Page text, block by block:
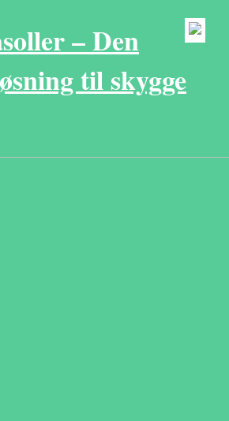
– Den
til skygge